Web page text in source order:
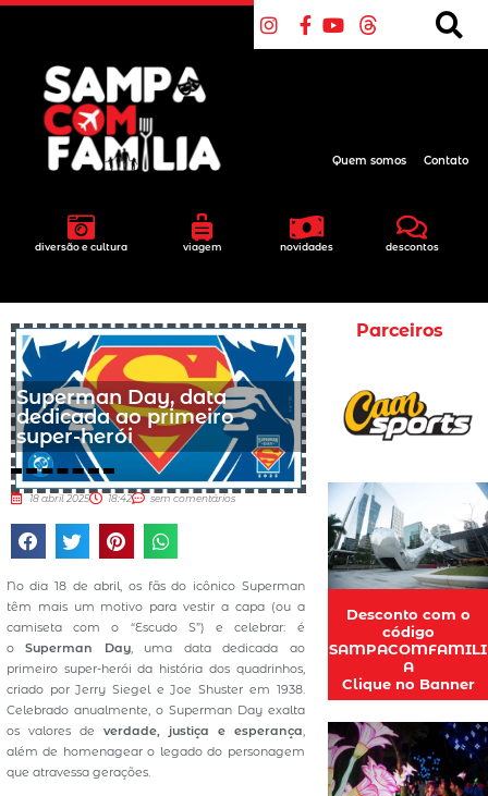
diversão e cultura viagem novidades descontos
Quem somos Contato
Superman Day, data
dedicada ao primeiro
super-herói
18 abril 2025 18:42 sem comentários
No dia 18 de abril, os fãs do icônico Superman
têm mais um motivo para vestir a capa (ou a
camiseta com o “Escudo S”) e celebrar: é
oSuperman Day, uma data dedicada ao
primeiro super-herói da história dos quadrinhos,
criado por Jerry Siegel e Joe Shuster em 1938.
Celebrado anualmente, o Superman Day exalta
os valores de verdade, justiça e esperança
além de homenagear o legado do personagem
que atravessa gerações.
Parceiros
Desconto com o
código
SAMPACOMFAMILI
A
Clique no Banner